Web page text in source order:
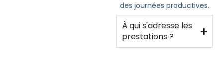
des journées productives.
À qui s'adresse les
prestations ?